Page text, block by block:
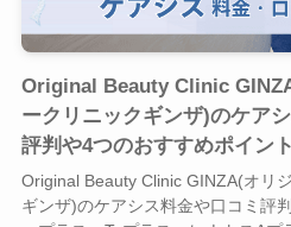
Original Beauty Clinic
ークリニックギンザ)のケア
評判や4つのおすすめポイン
Original Beauty Clinic GINZA(オリ
ギンザ)のケアシス料金や口コミ評